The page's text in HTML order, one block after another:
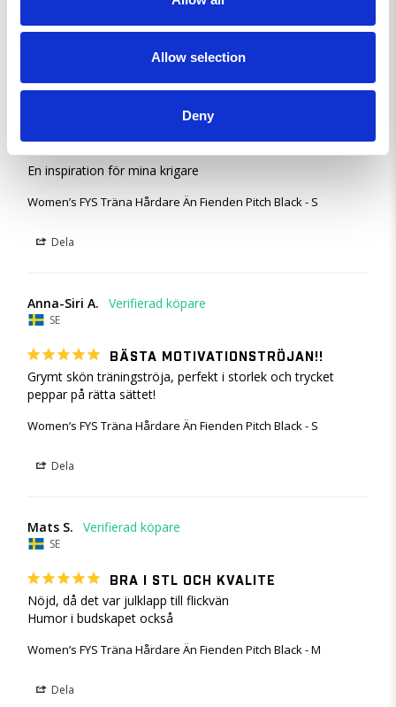
Allow selection
Deny
Dela
En inspiration för mina krigare
Women’s FYS Träna Hårdare Än Fienden Pitch Black - S
Dela
Anna-Siri A.
SE
BÄSTA MOTIVATIONSTRÖJAN!!
Grymt skön träningströja, perfekt i storlek och trycket
peppar på rätta sättet!
Women’s FYS Träna Hårdare Än Fienden Pitch Black - S
Dela
Mats S.
SE
BRA I STL OCH KVALITE
Nöjd, då det var julklapp till flickvän
Humor i budskapet också
Women’s FYS Träna Hårdare Än Fienden Pitch Black - M
Dela